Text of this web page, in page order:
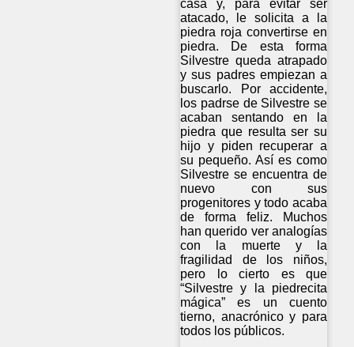
casa y, para evitar ser
atacado, le solicita a la
piedra roja convertirse en
piedra. De esta forma
Silvestre queda atrapado
y sus padres empiezan a
buscarlo. Por accidente,
los padrse de Silvestre se
acaban sentando en la
piedra que resulta ser su
hijo y piden recuperar a
su pequeño. Así es como
Silvestre se encuentra de
nuevo con sus
progenitores y todo acaba
de forma feliz. Muchos
han querido ver analogías
con la muerte y la
fragilidad de los niños,
pero lo cierto es que
“Silvestre y la piedrecita
mágica” es un cuento
tierno, anacrónico y para
todos los públicos.